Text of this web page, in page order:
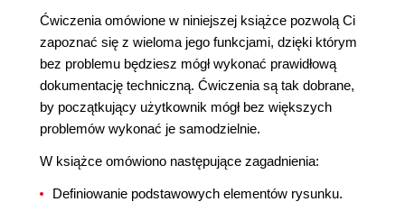
Ćwiczenia omówione w niniejszej książce pozwolą Ci
zapoznać się z wieloma jego funkcjami, dzięki którym
bez problemu będziesz mógł wykonać prawidłową
dokumentację techniczną. Ćwiczenia są tak dobrane,
by początkujący użytkownik mógł bez większych
problemów wykonać je samodzielnie.
W książce omówiono następujące zagadnienia:
Definiowanie podstawowych elementów rysunku.